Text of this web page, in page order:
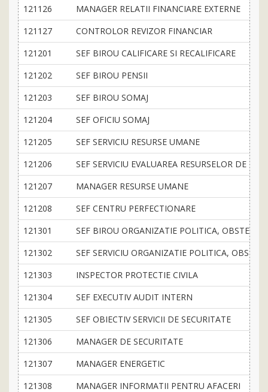
121126
MANAGER RELATII FINANCIARE EXTERNE
121127
CONTROLOR REVIZOR FINANCIAR
121201
SEF BIROU CALIFICARE SI RECALIFICARE
121202
SEF BIROU PENSII
121203
SEF BIROU SOMAJ
121204
SEF OFICIU SOMAJ
121205
SEF SERVICIU RESURSE UMANE
121206
SEF SERVICIU EVALUAREA RESURSELOR DE
121207
MANAGER RESURSE UMANE
121208
SEF CENTRU PERFECTIONARE
121301
SEF BIROU ORGANIZATIE POLITICA,
121302
SEF SERVICIU ORGANIZATIE POLITICA,
121303
INSPECTOR PROTECTIE CIVILA
121304
SEF EXECUTIV AUDIT INTERN
121305
SEF OBIECTIV SERVICII DE SECURITATE
121306
MANAGER DE SECURITATE
121307
MANAGER ENERGETIC
121308
MANAGER INFORMATII PENTRU AFACERI